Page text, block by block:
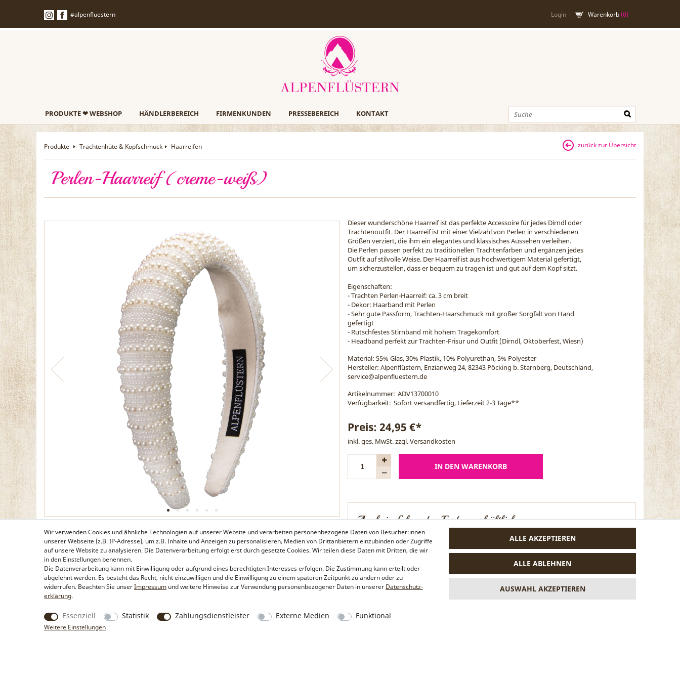
#alpenfluestern Login Warenkorb(0)
PRODUKTE ❤ WEBSHOP HÄNDLERBEREICH FIRMENKUNDEN PRESSEBEREICH KONTAKT
Produkte Trachtenhüte & Kopfschmuck Haarreifen
Perlen-Haarreif (creme-weiß)
Dieser wunderschöne Haarreif ist das perfekte Accessoire für jedes Dirndl oder
Trachtenoutfit. Der Haarreif ist mit einer Vielzahl von Perlen in verschiedenen
Größen verziert, die ihm ein elegantes und klassisches Aussehen verleihen.
Die Perlen passen perfekt zu traditionellen Trachtenfarben und ergänzen jedes
Outfit auf stilvolle Weise. Der Haarreif ist aus hochwertigem Material gefertigt,
um sicherzustellen, dass er bequem zu tragen ist und gut auf dem Kopf sitzt.
Eigenschaften:
- Trachten Perlen-Haarreif: ca. 3 cm breit
- Dekor: Haarband mit Perlen
- Sehr gute Passform, Trachten-Haarschmuck mit großer Sorgfalt von Hand
gefertigt
- Rutschfestes Stirnband mit hohem Tragekomfort
- Headband perfekt zur Trachten-Frisur und Outfit (Dirndl, Oktoberfest, Wiesn)
Material: 55% Glas, 30% Plastik, 10% Polyurethan, 5% Polyester
Hersteller: Alpenflüstern, Enzianweg 24, 82343 Pöcking b. Starnberg, Deutschland,
service@alpenfluestern.de
Artikelnummer: ADV13700010
Verfügbarkeit: Sofort versandfertig, Lieferzeit 2-3 Tage**
Preis: 24,95 €*
inkl. ges. MwSt. zzgl.Versandkosten
IN DEN WARENKORB
Auch in folgenden Farben erhältlich
schwarz
zurück zur Übersicht
Wir verwenden Cookies und ähnliche Technologien auf unserer Website und verarbeiten personenbezogene Daten von Besucher:innen
unserer Webseite (z.B. IP-Adresse), um z.B. Inhalte und Anzeigen zu personalisieren, Medien von Drittanbietern einzubinden oder Zugriffe
auf unsere Website zu analysieren. Die Datenverarbeitung erfolgt erst durch gesetzte Cookies. Wir teilen diese Daten mit Dritten, die wir
in den Einstellungen benennen.
Die Datenverarbeitung kann mit Einwilligung oder aufgrund eines berechtigten Interesses erfolgen. Die Zustimmung kann erteilt oder
abgelehnt werden. Es besteht das Recht, nicht einzuwilligen und die Einwilligung zu einem späteren Zeitpunkt zu ändern oder zu
widerrufen. Beachten Sie unserImpressum und weitere Hinweise zur Verwendung personenbezogener Daten in unserer Daten­schutz­
erklärung.
Essenziell Statistik Zahlungsdienstleister Externe Medien Funktional
Weitere Einstellungen
ALLE AKZEPTIEREN
ALLE ABLEHNEN
AUSWAHL AKZEPTIEREN